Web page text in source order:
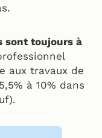
sont toujours à
aux travaux de
à 10% dans